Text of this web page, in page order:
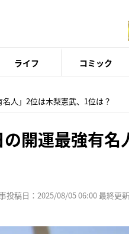
ライフ コミック
人」2位は木梨憲武、1位は？
開運最強有名
投稿日：2025/08/05 06:00 最終更